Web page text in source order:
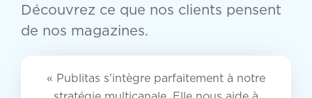
Découvrez ce que nos clients pensent
de nos magazines.
« Publitas s'intègre parfaitement à notre